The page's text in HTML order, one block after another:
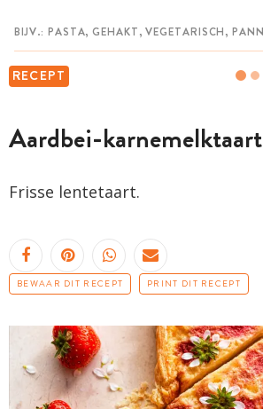
RECEPT
Aardbei-karnemelktaart
Frisse lentetaart.
BEWAAR DIT RECEPT PRINT DIT RECEPT
MIJN BEWAARDE RECEPTEN